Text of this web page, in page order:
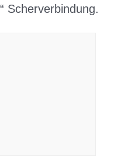
Scherverbindung.